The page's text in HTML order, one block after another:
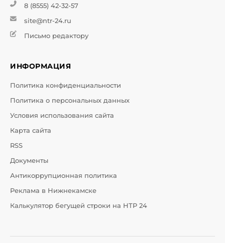
8 (8555) 42-32-57
site@ntr-24.ru
Письмо редактору
ИНФОРМАЦИЯ
Политика конфиденциальности
Политика о персональных данных
Условия использования сайта
Карта сайта
RSS
Документы
Антикоррупционная политика
Реклама в Нижнекамске
Калькулятор бегущей строки на НТР 24